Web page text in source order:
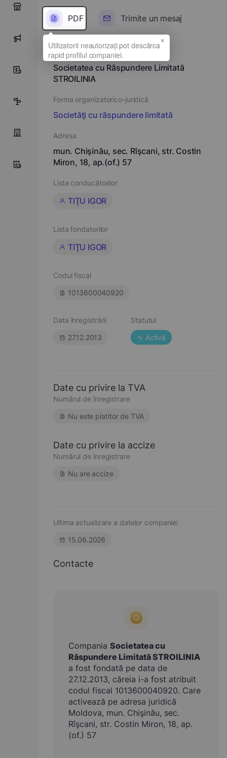
5
7
PDF Trimite un mesaj
Denumirea completă
Societatea cu Răspundere Limitată
STROILINIA
Forma organizatorico-juridică
Societăţi cu răspundere limitată
Adresa
mun. Chişinău, sec. Rîşcani, str. Costin
Miron, 18, ap.(of.) 57
Lista conducătorilor
TIŢU IGOR
Lista fondatorilor
TIŢU IGOR
Codul fiscal
1013600040920
Data înregistrării
27.12.2013
Statutul
Activă
Date cu privire la TVA
Numărul de înregistrare
Nu este platitor de TVA
Date cu privire la accize
Numărul de înregistrare
Nu are accize
Ultima actualizare a datelor companiei
15.06.2026
Contacte
Compania Societatea cu
Răspundere Limitată STROILINIA
a fost fondată pe data de
27.12.2013, căreia i-a fost atribuit
codul fiscal 1013600040920. Care
activează pe adresa juridică
Moldova, mun. Chişinău, sec.
Rîşcani, str. Costin Miron, 18, ap.
(of.) 57
×